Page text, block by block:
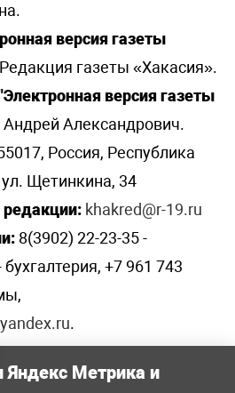
версия газеты
газеты «Хакасия».
версия газеты
Александрович.
Россия, Республика
Щетинкина, 34
редакции: khakred@r-19.ru
8(3902) 22-23-35 -
+7 961 743
.
Яндекс Метрика и